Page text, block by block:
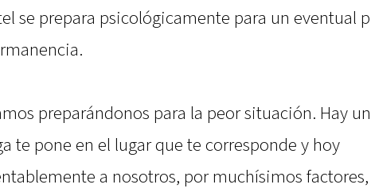
se prepara psicológicamente para un eventual
preparándonos para la peor situación. Hay
te pone en el lugar que te corresponde y hoy
a nosotros, por muchísimos